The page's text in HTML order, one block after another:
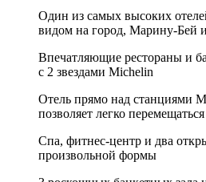
Один из самых высоких
видом на город, Марину-Бей
Впечатляющие рестораны и
с 2 звездами Michelin
Отель прямо над станциями
позволяет легко
Спа, фитнес-центр и два
произвольной формы